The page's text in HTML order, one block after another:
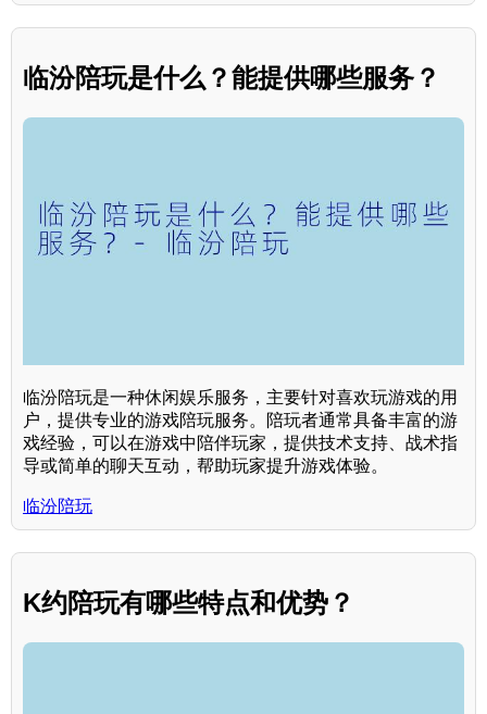
临汾陪玩是什么？能提供哪些服务？
临汾陪玩是一种休闲娱乐服务，主要针对喜欢玩游戏的用
户，提供专业的游戏陪玩服务。陪玩者通常具备丰富的游
戏经验，可以在游戏中陪伴玩家，提供技术支持、战术指
导或简单的聊天互动，帮助玩家提升游戏体验。
临汾陪玩
K约陪玩有哪些特点和优势？